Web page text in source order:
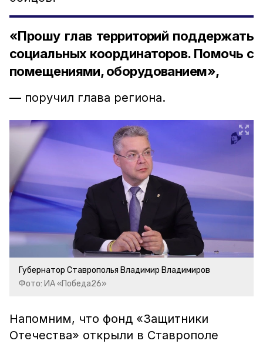
«Прошу глав территорий поддержать
социальных координаторов. Помочь с
помещениями, оборудованием»,
— поручил глава региона.
Губернатор Ставрополья Владимир Владимиров
Фото: ИА «Победа26»
Напомним, что фонд «Защитники
Отечества» открыли в Ставрополе